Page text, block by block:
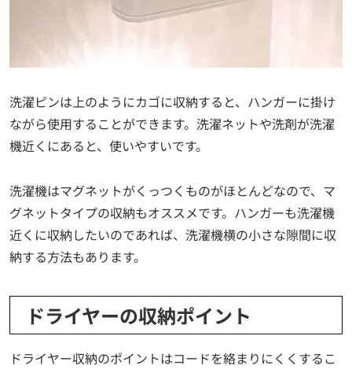
洗濯ピンは上のようにカゴに収納すると、ハンガーに掛け
ながら使用することができます。洗濯ネットや洗剤が洗濯
機近くにあると、使いやすいです。
洗濯機はマグネットがくっつくものがほとんどなので、マ
グネットタイプの収納もオススメです。ハンガーも洗濯機
近くに収納したいのであれば、洗濯機横の小さな隙間に収
納する方法もあります。
ドライヤーの収納ポイント
ドライヤー収納のポイントはコードを絡まりにくくするこ